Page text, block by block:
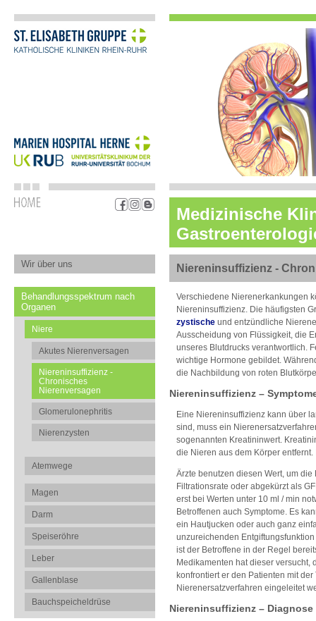
Medizinische
Wir über uns
Behandlungsspektrum nach
Organen
Niere
Akutes Nierenversagen
Niereninsuffizienz -
Chronisches
Nierenversagen
Glomerulonephritis
Nierenzysten
Atemwege
Magen
Darm
Speiseröhre
Leber
Gallenblase
Bauchspeicheldrüse
Niereninsuffizienz -
Verschiedene Nierenerkankungen
Niereninsuffizienz. Die häufigsten
zystische und entzündliche
Ausscheidung von Flüssigkeit, die
unseres Blutdrucks verantwortlich.
wichtige Hormone gebildet.
die Nachbildung von roten
Niereninsuffizienz –
Eine Niereninsuffizienz kann über
sind, muss ein
sogenannten Kreatininwert.
die Nieren aus dem Körper
Ärzte benutzen diesen Wert, um
Filtrationsrate oder abgekürzt als
erst bei Werten unter 10 ml / min
Betroffenen auch Symptome. Es
ein Hautjucken oder auch ganz
unzureichenden
ist der Betroffene in der Regel
Medikamenten hat dieser
konfrontiert er den Patienten mit
Nierenersatzverfahren eingeleitet
Niereninsuffizienz – Diagnose